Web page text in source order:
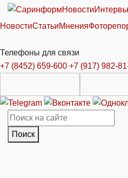
Новости
НовостиСтатьиМнения
Телефоны для связи
+7 (8452) 659-600 +7 (917) 982-
Поиск